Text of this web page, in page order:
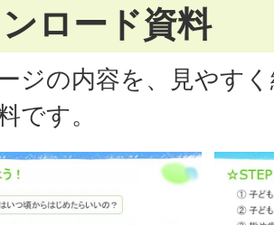
ロード資料
ジの内容を、見やす
です。